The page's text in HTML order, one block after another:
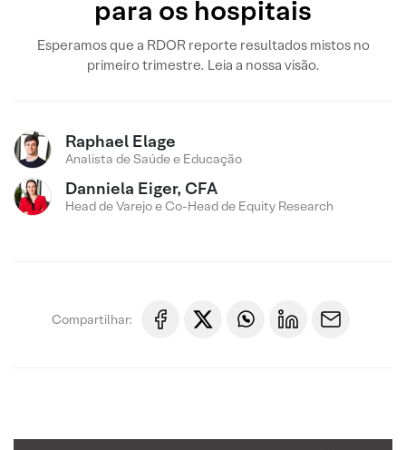
para os hospitais
Esperamos que a RDOR reporte resultados mistos no
primeiro trimestre. Leia a nossa visão.
Raphael Elage
Analista de Saúde e Educação
Danniela Eiger, CFA
Head de Varejo e Co-Head de Equity Research
Compartilhar: